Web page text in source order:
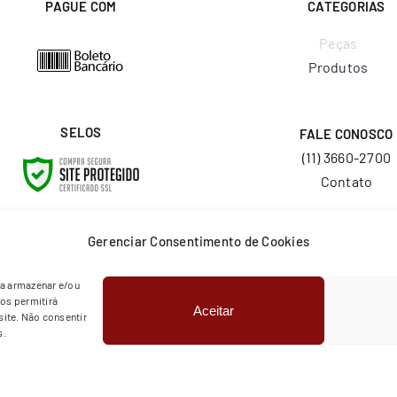
Gerenciar Consentimento de Cookies
armazenar e/ou
permitirá
Não consentir
Aceitar
PAGUE COM
SELOS
CATEGORIAS
Peças
Produtos
FALE CONOSCO
(11) 3660-2700
Contato
© Copyright 2026 | Todos os direitos reservados | Layr